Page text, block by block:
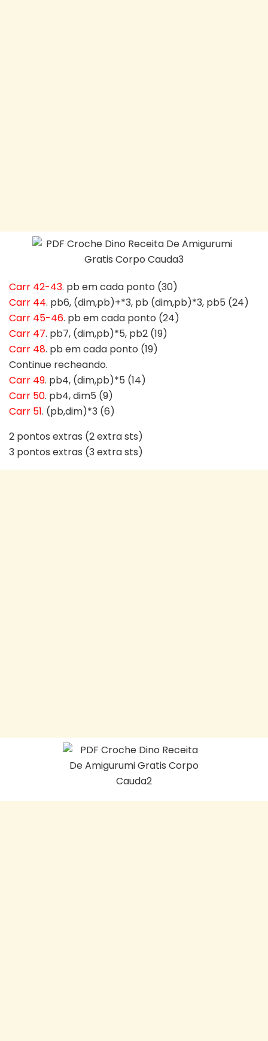
Carr 42-43. pb em cada ponto (30)
Carr 44. pb6, (dim,pb)+*3, pb (dim,pb)*3, pb5 (24)
Carr 45-46. pb em cada ponto (24)
Carr 47. pb7, (dim,pb)*5, pb2 (19)
Carr 48. pb em cada ponto (19)
Continue recheando.
Carr 49. pb4, (dim,pb)*5 (14)
Carr 50. pb4, dim5 (9)
Carr 51. (pb,dim)*3 (6)
2 pontos extras (2 extra sts)
3 pontos extras (3 extra sts)